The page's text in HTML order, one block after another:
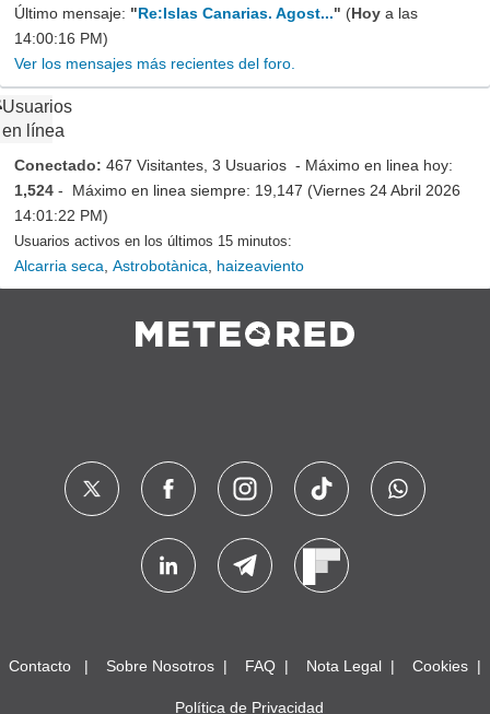
Último mensaje: "Re:Islas Canarias. Agost..." (Hoy a las
14:00:16 PM)
Ver los mensajes más recientes del foro.
Usuarios
en línea
Conectado: 467 Visitantes, 3 Usuarios - Máximo en linea hoy:
1,524 - Máximo en linea siempre: 19,147 (Viernes 24 Abril 2026
14:01:22 PM)
Usuarios activos en los últimos 15 minutos:
Alcarria seca Astrobotànica haizeaviento
Contacto Sobre Nosotros FAQ Nota Legal Cookies
Política de Privacidad